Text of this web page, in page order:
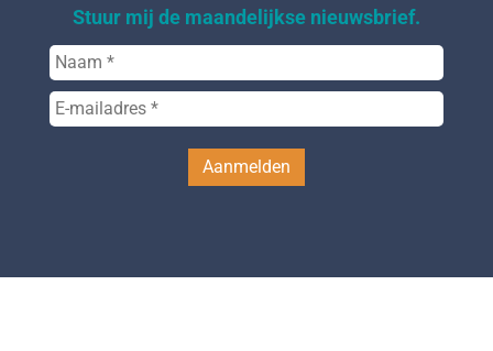
Stuur mij de maandelijkse nieuwsbrief.